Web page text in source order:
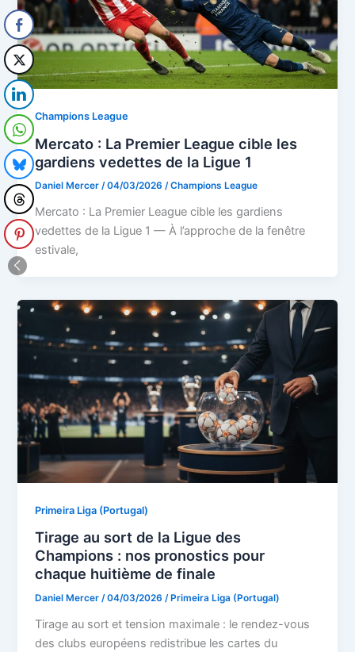
Champions League
Mercato : La Premier League cible les
gardiens vedettes de la Ligue 1
Daniel Mercer/04/03/2026/Champions League
Mercato : La Premier League cible les gardiens
vedettes de la Ligue 1 — À l’approche de la fenêtre
estivale,
Primeira Liga (Portugal)
Tirage au sort de la Ligue des
Champions : nos pronostics pour
chaque huitième de finale
Daniel Mercer/04/03/2026/ Primeira Liga (Portugal)
Tirage au sort et tension maximale : le rendez-vous
des clubs européens redistribue les cartes du